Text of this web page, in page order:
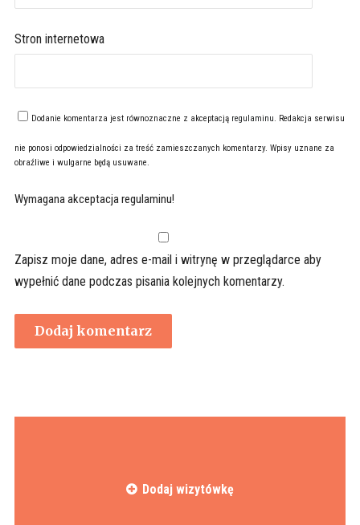
Stron internetowa
Dodanie komentarza jest równoznaczne z akceptacją regulaminu. Redakcja serwisu
nie ponosi odpowiedzialności za treść zamieszczanych komentarzy. Wpisy uznane za
obraźliwe i wulgarne będą usuwane.
Wymagana akceptacja regulaminu!
Zapisz moje dane, adres e-mail i witrynę w przeglądarce aby
wypełnić dane podczas pisania kolejnych komentarzy.
Dodaj wizytówkę